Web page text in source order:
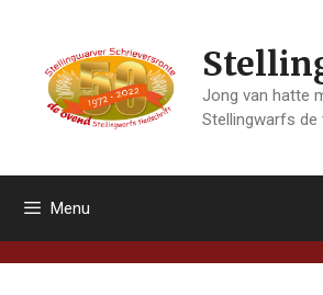
inhoud
Jong van hatte
Stellingwarfs
Menu